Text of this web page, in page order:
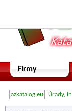
Firmy
azkatalog.eu Úrady,